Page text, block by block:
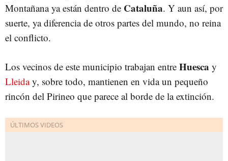
Montañana ya están dentro de Cataluña. Y aun así, por
suerte, ya diferencia de otros partes del mundo, no reina
el conflicto.
Los vecinos de este municipio trabajan entre Huesca y
Lleiday, sobre todo, mantienen en vida un pequeño
rincón del Pirineo que parece al borde de la extinción.